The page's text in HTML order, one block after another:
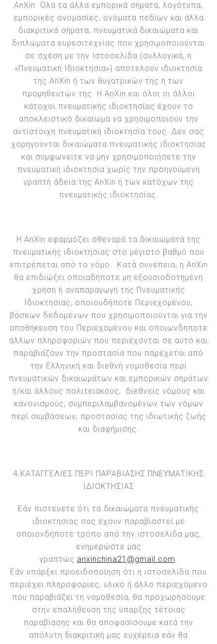
AnXin. Όλα τα άλλα εμπορικά σήματα, λογότυπα,
εμπορικές ονομασίες, ονόματα πεδίων και άλλα
διακριτικά σήματα, πνευματικά δικαιώματα και
διπλώματα ευρεσιτεχνίας που χρησιμοποιούνται
σε σχέση με την Ιστοσελίδα (συλλογικά, η
«Πνευματική Ιδιοκτησία») αποτελούν ιδιοκτησία
της AnXin ή των θυγατρικών της ή των
προμηθευτών της. Η AnXin και όλοι οι άλλοι
κάτοχοι πνευματικής ιδιοκτησίας έχουν το
αποκλειστικό δικαίωμα να χρησιμοποιούν την
αντίστοιχη πνευματική ιδιοκτησία τους. Δεν σας
χορηγούνται δικαιώματα πνευματικής ιδιοκτησίας
και συμφωνείτε να μην χρησιμοποιήσετε την
πνευματική ιδιοκτησία χωρίς την προηγούμενη
γραπτή άδεια της AnXin ή των κατόχων της
πνευματικής ιδιοκτησίας.
Η AnXin εφαρμόζει σθεναρά τα δικαιώματά της
πνευματικής ιδιοκτησίας στο μέγιστο βαθμό που
επιτρέπεται από το νόμο. Κατά συνέπεια, η AnXin
θα επιδιώξει οποιαδήποτε μη εξουσιοδοτημένη
χρήση ή αναπαραγωγή της Πνευματικής
Ιδιοκτησίας, οποιουδήποτε Περιεχομένου,
βάσεων δεδομένων που χρησιμοποιούνται για την
αποθήκευση του Περιεχομένου και οποιωνδήποτε
άλλων πληροφοριών που περιέχονται σε αυτό και
παραβιάζουν την προστασία που παρέχεται από
την Ελληνική και διεθνή νομοθεσία περί
πνευματικών δικαιωμάτων και εμπορικών σημάτων
ή/και άλλους πολιτειακούς, διεθνείς νόμους και
κανονισμούς, συμπεριλαμβανομένων των νόμων
περί συμβάσεων, προστασίας της ιδιωτικής ζωής
και διαφήμισης.
4.ΚΑΤΑΓΓΕΛΙΕΣ ΠΕΡΙ ΠΑΡΑΒΙΑΣΗΣ ΠΝΕΥΜΑΤΙΚΗΣ
ΙΔΙΟΚΤΗΣΙΑΣ
Εάν πιστεύετε ότι τα δικαιώματα πνευματικής
ιδιοκτησίας σας έχουν παραβιαστεί με
οποιονδήποτε τρόπο από την ιστοσελίδα μας,
ενημερώστε μας
γραπτώς anxinchina21@gmail.com.
Εάν υπάρξει προειδοποίηση ότι η ιστοσελίδα που
περιέχει πληροφορίες, υλικό ή άλλο περιεχόμενο
που παραβιάζει τη νομοθεσία, θα προχωρήσουμε
στην επαλήθευση της ύπαρξης τέτοιας
παραβίασης και θα αποφασίσουμε κατά την
απόλυτη διακριτική μας ευχέρεια εάν θα